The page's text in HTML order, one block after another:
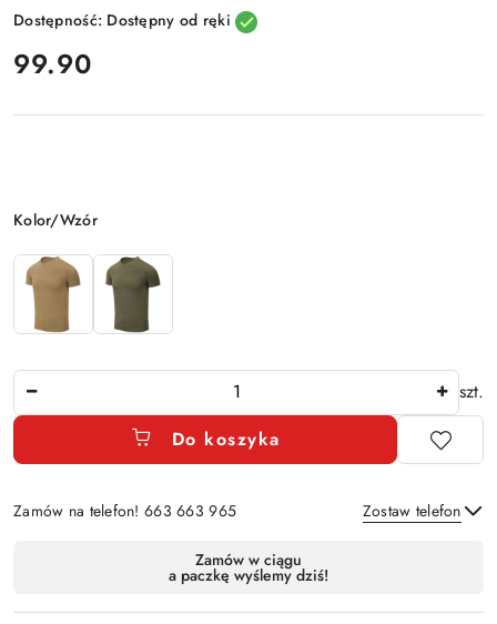
Dostępność: Dostępny od ręki
cena:
99.90
Wariant
Kolor/Wzór
szt.
Do koszyka
Zamów na telefon! 663 663 965 Zostaw telefon
Wyślij
Zamów w ciągu
a paczkę wyślemy dziś!